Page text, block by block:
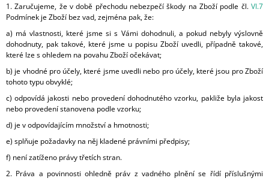
1.Zaručujeme, že v době přechodu nebezpečí škody na Zboží podle čl.VI.7
Podmínek je Zboží bez vad, zejména pak, že:
a) má vlastnosti, které jsme si s Vámi dohodnuli, a pokud nebyly výslovně
dohodnuty, pak takové, které jsme u popisu Zboží uvedli, případně takové,
které lze s ohledem na povahu Zboží očekávat;
b) je vhodné pro účely, které jsme uvedli nebo pro účely, které jsou pro Zboží
tohoto typu obvyklé;
c) odpovídá jakosti nebo provedení dohodnutého vzorku, pakliže byla jakost
nebo provedení stanovena podle vzorku;
d) je v odpovídajícím množství a hmotnosti;
e) splňuje požadavky na něj kladené právními předpisy;
f) není zatíženo právy třetích stran.
2. Práva a povinnosti ohledně práv z vadného plnění se řídí příslušnými